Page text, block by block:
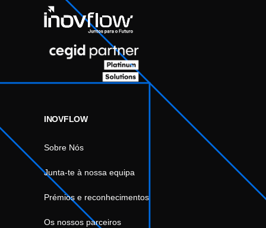
INOVFLOW
Sobre Nós
Junta-te à nossa equipa
Prémios e reconhecimentos
Os nossos parceiros